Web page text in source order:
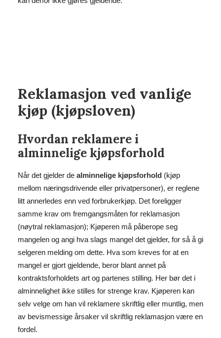
Reklamasjon ved vanlige
kjøp (kjøpsloven)
Hvordan reklamere i
alminnelige kjøpsforhold
Når det gjelder de alminnelige kjøpsforhold (kjøp
mellom næringsdrivende eller privatpersoner), er reglene
litt annerledes enn ved forbrukerkjøp. Det foreligger
samme krav om fremgangsmåten for reklamasjon
(nøytral reklamasjon); Kjøperen må påberope seg
mangelen og angi hva slags mangel det gjelder, for så å gi
selgeren melding om dette. Hva som kreves for at en
mangel er gjort gjeldende, beror blant annet på
kontraktsforholdets art og partenes stilling. Her bør det i
alminnelighet ikke stilles for strenge krav. Kjøperen kan
selv velge om han vil reklamere skriftlig eller muntlig, men
av bevismessige årsaker vil skriftlig reklamasjon være en
fordel.